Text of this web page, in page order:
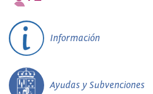
Información
Ayudas y Subvenciones